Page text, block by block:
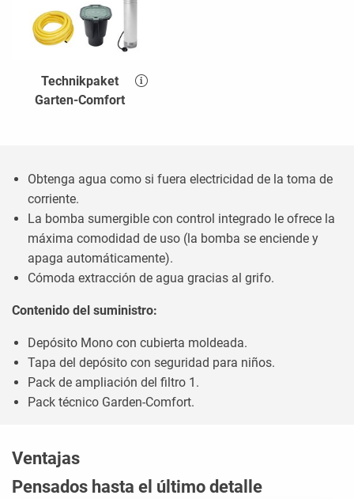
Technikpaket
Garten-Comfort
Obtenga agua como si fuera electricidad de la toma de
corriente.
La bomba sumergible con control integrado le ofrece la
máxima comodidad de uso (la bomba se enciende y
apaga automáticamente).
Cómoda extracción de agua gracias al grifo.
Contenido del suministro:
Depósito Mono con cubierta moldeada.
Tapa del depósito con seguridad para niños.
Pack de ampliación del filtro 1.
Pack técnico Garden-Comfort.
Ventajas
Pensados hasta el último detalle